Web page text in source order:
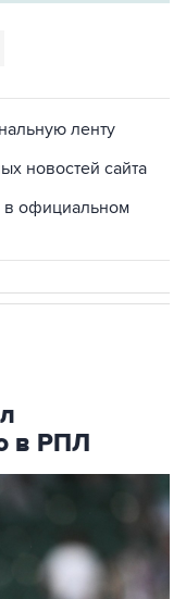
ленту
новостей сайта
в официальном
в РПЛ